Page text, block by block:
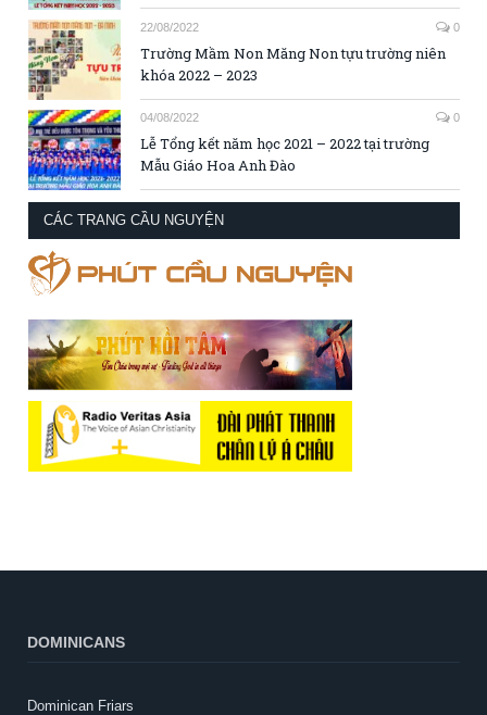
22/08/2022 0
Trường Mầm Non Măng Non tựu trường niên
khóa 2022 – 2023
04/08/2022 0
Lễ Tổng kết năm học 2021 – 2022 tại trường
Mẫu Giáo Hoa Anh Đào
CÁC TRANG CẦU NGUYỆN
DOMINICANS
Dominican Friars